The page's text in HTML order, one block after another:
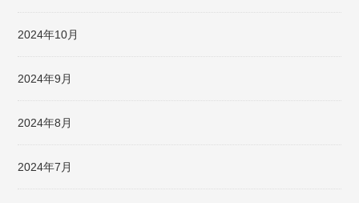
2024年10月
2024年9月
2024年8月
2024年7月